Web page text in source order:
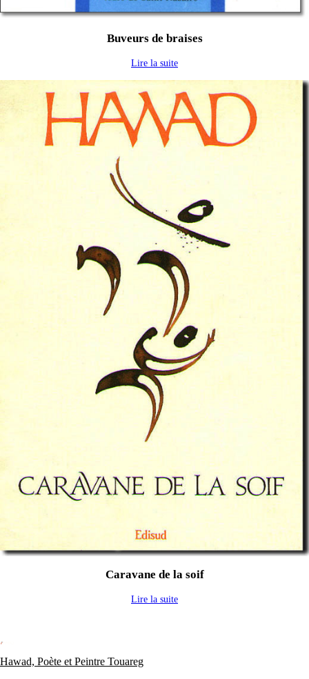
Buveurs de braises
Lire la suite
Caravane de la soif
Lire la suite
Hawad, Poète et Peintre Touareg